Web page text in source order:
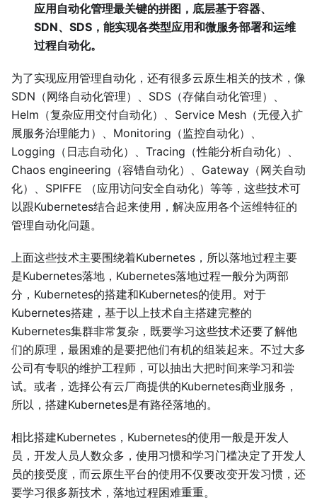
应用自动化管理最关键的拼图，底层基于容器、
SDN、SDS，能实现各类型应用和微服务部署和运维
过程自动化。
为了实现应用管理自动化，还有很多云原生相关的技术，像
SDN（网络自动化管理）、SDS（存储自动化管理）、
Helm（复杂应用交付自动化）、Service Mesh（无侵入扩
展服务治理能力）、Monitoring（监控自动化）、
Logging（日志自动化）、Tracing（性能分析自动化）、
Chaos engineering（容错自动化）、Gateway（网关自动
化）、SPIFFE （应用访问安全自动化）等等，这些技术可
以跟Kubernetes结合起来使用，解决应用各个运维特征的
管理自动化问题。
上面这些技术主要围绕着Kubernetes，所以落地过程主要
是Kubernetes落地，Kubernetes落地过程一般分为两部
分，Kubernetes的搭建和Kubernetes的使用。对于
Kubernetes搭建，基于以上技术自主搭建完整的
Kubernetes集群非常复杂，既要学习这些技术还要了解他
们的原理，最困难的是要把他们有机的组装起来。不过大多
公司有专职的维护工程师，可以抽出大把时间来学习和尝
试。或者，选择公有云厂商提供的Kubernetes商业服务，
所以，搭建Kubernetes是有路径落地的。
相比搭建Kubernetes，Kubernetes的使用一般是开发人
员，开发人员人数众多，使用习惯和学习门槛决定了开发人
员的接受度，而云原生平台的使用不仅要改变开发习惯，还
要学习很多新技术，落地过程困难重重。